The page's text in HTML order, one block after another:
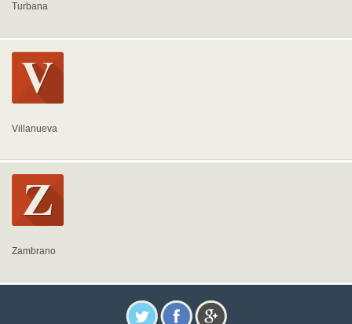
Turbana
Villanueva
Zambrano